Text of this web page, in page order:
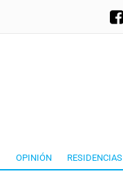
OPINIÓN RESIDENCIAS